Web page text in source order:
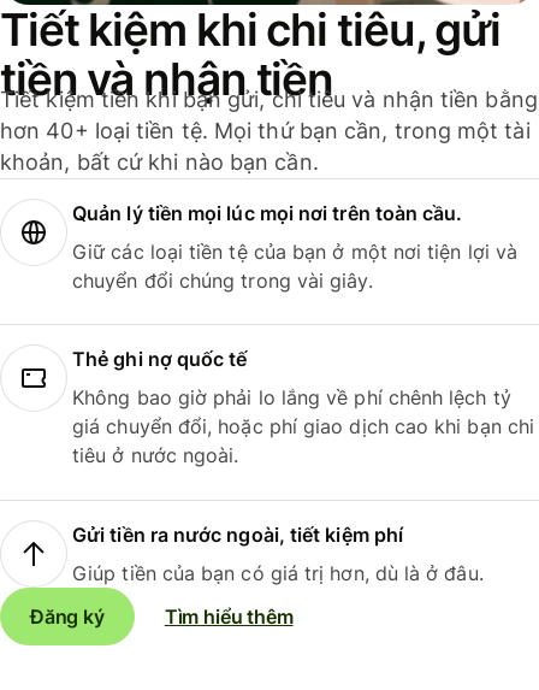
Tiết kiệm khi chi tiêu, gửi
tiền và nhận tiền
Tiết kiệm tiền khi bạn gửi, chi tiêu và nhận tiền bằng
hơn 40+ loại tiền tệ. Mọi thứ bạn cần, trong một tài
khoản, bất cứ khi nào bạn cần.
Quản lý tiền mọi lúc mọi nơi trên toàn cầu.
Giữ các loại tiền tệ của bạn ở một nơi tiện lợi và
chuyển đổi chúng trong vài giây.
Thẻ ghi nợ quốc tế
Không bao giờ phải lo lắng về phí chênh lệch tỷ
giá chuyển đổi, hoặc phí giao dịch cao khi bạn chi
tiêu ở nước ngoài.
Gửi tiền ra nước ngoài, tiết kiệm phí
Giúp tiền của bạn có giá trị hơn, dù là ở đâu.
Đăng ký
Tìm hiểu thêm